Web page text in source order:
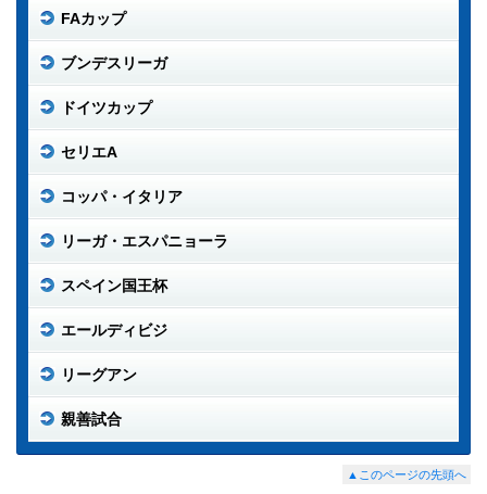
FAカップ
ブンデスリーガ
ドイツカップ
セリエA
コッパ・イタリア
リーガ・エスパニョーラ
スペイン国王杯
エールディビジ
リーグアン
親善試合
▲このページの先頭へ